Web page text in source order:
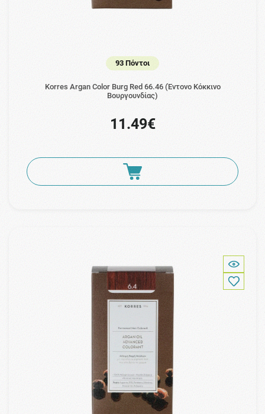
93 Πόντοι
Korres Argan Color Burg Red 66.46 (Έντονο Κόκκινο
Βουργουνδίας)
11.49€